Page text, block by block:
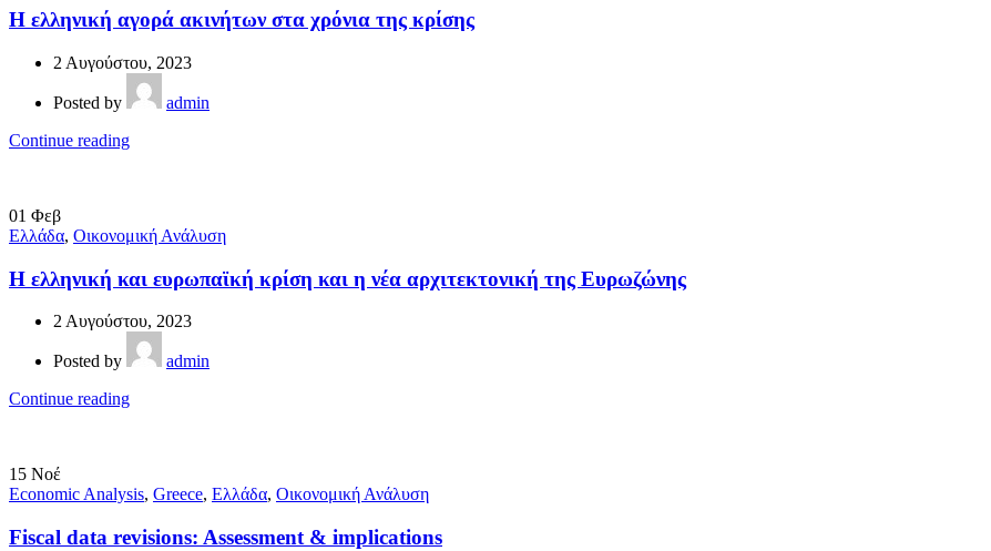
Η ελληνική αγορά ακινήτων στα χρόνια της κρίσης
2 Αυγούστου, 2023
Posted by
admin
Continue reading
01 Φεβ
Ελλάδα, Οικονομική Ανάλυση
Η ελληνική και ευρωπαϊκή κρίση και η νέα αρχιτεκτονική της Ευρωζώνης
2 Αυγούστου, 2023
Posted by
admin
Continue reading
15 Νοέ
Economic Analysis, Greece, Ελλάδα, Οικονομική Ανάλυση
Fiscal data revisions: Assessment & implications